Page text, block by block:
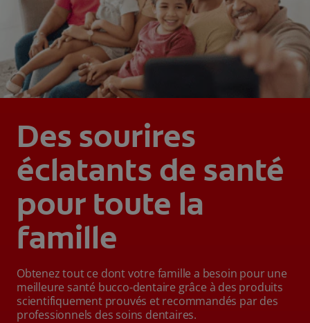
Des sourires
éclatants de santé
pour toute la
famille
Obtenez tout ce dont votre famille a besoin pour une
meilleure santé bucco-dentaire grâce à des produits
scientifiquement prouvés et recommandés par des
professionnels des soins dentaires.